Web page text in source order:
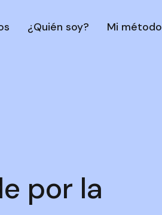
¿Quién soy? Mi método
por la